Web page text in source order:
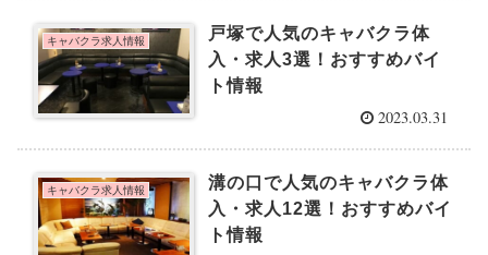
キャバクラ求人情報
戸塚で人気のキャバクラ体
入・求人3選！おすすめバイ
ト情報
2023.03.31
キャバクラ求人情報
溝の口で人気のキャバクラ体
入・求人12選！おすすめバイ
ト情報